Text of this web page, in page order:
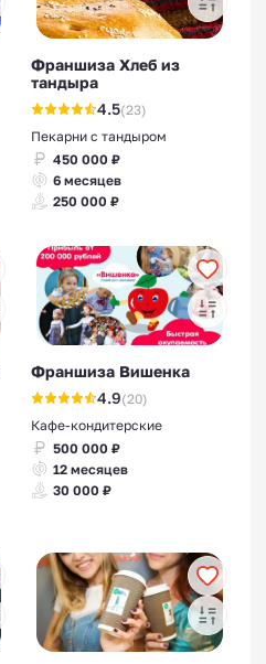
Франшиза Хлеб из
тандыра
4.5(23)
Пекарни с тандыром
450 000 ₽
6 месяцев
250 000 ₽
Франшиза Вишенка
4.9(20)
Кафе-кондитерские
500 000 ₽
12 месяцев
30 000 ₽